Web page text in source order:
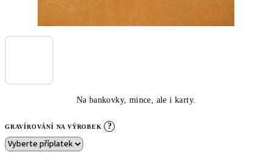
Na bankovky, mince, ale i karty.
GRAVÍROVÁNÍ NA VÝROBEK ?